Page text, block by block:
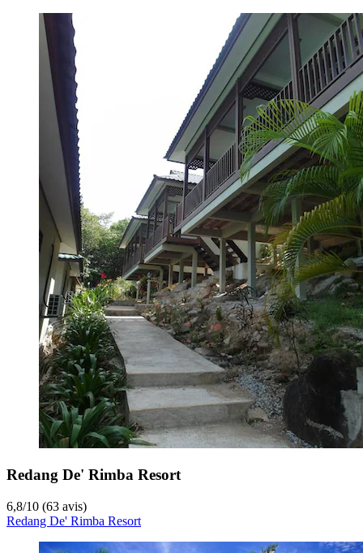
Redang De' Rimba Resort
6,8/10 (63 avis)
Redang De' Rimba Resort